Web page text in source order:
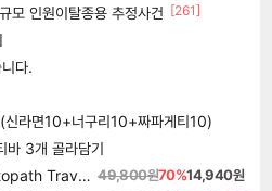
모 인원이탈종용 추정사건 [261]
다.
라면10+너구리10+짜파게티10)
바 3개 골라담기
옥토패스 트래블러 II Octopath Traveler II 49,800원70%14,940원